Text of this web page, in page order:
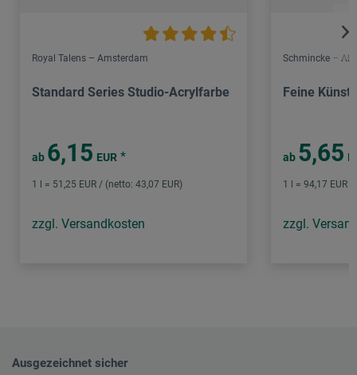
Royal Talens – Amsterdam
Standard Series Studio-Acrylfarbe
ab 6,15 EUR *
1 l = 51,25 EUR / (netto: 43,07 EUR)
zzgl. Versandkosten
Schmincke –
Feine
ab 5,65
1 l = 94,17 EUR
zzgl.
Ausgezeichnet sicher